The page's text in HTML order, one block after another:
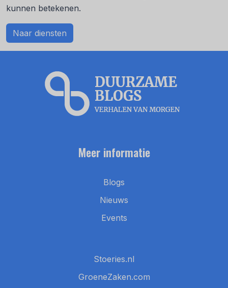
kunnen betekenen.
Naar diensten
Meer informatie
Blogs
Nieuws
Events
Stoeries.nl
GroeneZaken.com